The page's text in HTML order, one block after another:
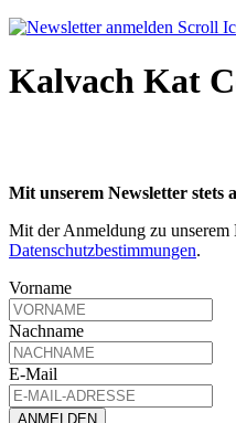
Kalvach Kat
Mit unserem Newsletter stets
Mit der Anmeldung zu unserem
Datenschutzbestimmungen.
Vorname
Nachname
E-Mail